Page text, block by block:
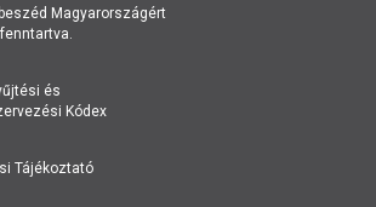
Magyarországért
és
Kódex
Tájékoztató